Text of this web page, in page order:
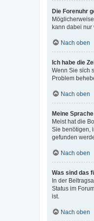
Die Forenuhr
kann dabei nur
Nach oben
Ich habe die
Wenn Sie sich
Problem
Nach oben
Meine
Meist hat die
Sie benötigen,
gefunden
Nach oben
Was sind das
In der
Status im
ist.
Nach oben